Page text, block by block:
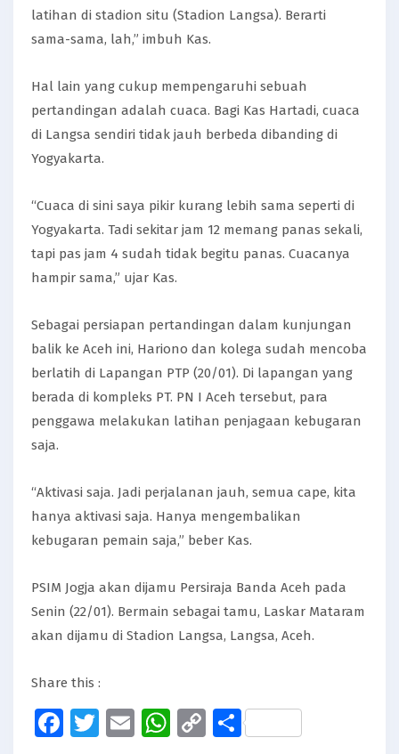
latihan di stadion situ (Stadion Langsa). Berarti
sama-sama, lah,” imbuh Kas.
Hal lain yang cukup mempengaruhi sebuah
pertandingan adalah cuaca. Bagi Kas Hartadi, cuaca
di Langsa sendiri tidak jauh berbeda dibanding di
Yogyakarta.
“Cuaca di sini saya pikir kurang lebih sama seperti di
Yogyakarta. Tadi sekitar jam 12 memang panas sekali,
tapi pas jam 4 sudah tidak begitu panas. Cuacanya
hampir sama,” ujar Kas.
Sebagai persiapan pertandingan dalam kunjungan
balik ke Aceh ini, Hariono dan kolega sudah mencoba
berlatih di Lapangan PTP (20/01). Di lapangan yang
berada di kompleks PT. PN I Aceh tersebut, para
penggawa melakukan latihan penjagaan kebugaran
saja.
“Aktivasi saja. Jadi perjalanan jauh, semua cape, kita
hanya aktivasi saja. Hanya mengembalikan
kebugaran pemain saja,” beber Kas.
PSIM Jogja akan dijamu Persiraja Banda Aceh pada
Senin (22/01). Bermain sebagai tamu, Laskar Mataram
akan dijamu di Stadion Langsa, Langsa, Aceh.
Share this :
Facebook
Twitter
EmailWhatsApp
CopyShare